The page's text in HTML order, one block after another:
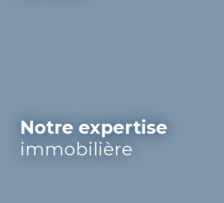
Notre expertise
immobilière